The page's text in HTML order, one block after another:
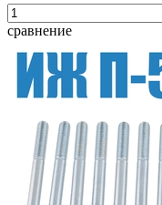
сравнение